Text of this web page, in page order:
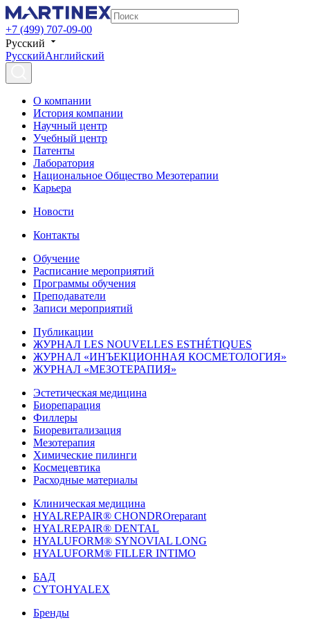
+7 (499) 707-09-00
Русский
РусскийАнглийский
О компании
История компании
Научный центр
Учебный центр
Патенты
Лаборатория
Национальное Общество Мезотерапии
Карьера
Новости
Контакты
Обучение
Расписание мероприятий
Программы обучения
Преподаватели
Записи мероприятий
Публикации
ЖУРНАЛ LES NOUVELLES ESTHÉTIQUES
ЖУРНАЛ «ИНЪЕКЦИОННАЯ КОСМЕТОЛОГИЯ»
ЖУРНАЛ «МЕЗОТЕРАПИЯ»
Эстетическая медицина
Биорепарация
Филлеры
Биоревитализация
Мезотерапия
Химические пилинги
Космецевтика
Расходные материалы
Клиническая медицина
HYALREPAIR® CHONDROreparant
HYALREPAIR® DENTAL
HYALUFORM® SYNOVIAL LONG
HYALUFORM® FILLER INTIMO
БАД
CYTOHYALEX
Бренды